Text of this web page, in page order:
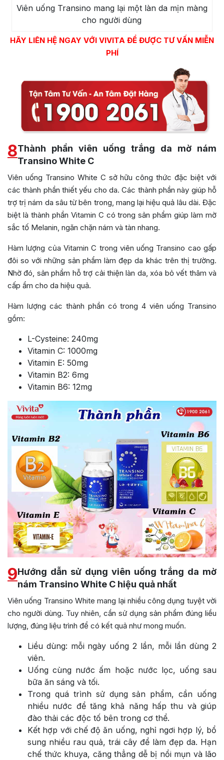
Viên uống Transino mang lại một làn da mịn màng
cho người dùng
HÃY LIÊN HỆ NGAY VỚI VIVITA ĐỂ ĐƯỢC TƯ VẤN MIỄN
PHÍ
8Thành phần viên uống trắng da mờ nám
Transino White C
Viên uống Transino White C sở hữu công thức đặc biệt với
các thành phần thiết yếu cho da. Các thành phần này giúp hỗ
trợ trị nám da sâu từ bên trong, mang lại hiệu quả lâu dài. Đặc
biệt là thành phần Vitamin C có trong sản phẩm giúp làm mờ
sắc tố Melanin, ngăn chặn nám và tàn nhang.
Hàm lượng của Vitamin C trong viên uống Transino cao gấp
đôi so với những sản phẩm làm đẹp da khác trên thị trường.
Nhờ đó, sản phẩm hỗ trợ cải thiện làn da, xóa bỏ vết thâm và
cấp ẩm cho da hiệu quả.
Hàm lượng các thành phần có trong 4 viên uống Transino
gồm:
L-Cysteine: 240mg
Vitamin C: 1000mg
Vitamin E: 50mg
Vitamin B2: 6mg
Vitamin B6: 12mg
9Hướng dẫn sử dụng viên uống trắng da mờ
nám Transino White C hiệu quả nhất
Viên uống Transino White mang lại nhiều công dụng tuyệt vời
cho người dùng. Tuy nhiên, cần sử dụng sản phẩm đúng liều
lượng, đúng liệu trình để có kết quả như mong muốn.
Liều dùng: mỗi ngày uống 2 lần, mỗi lần dùng 2
viên.
Uống cùng nước ấm hoặc nước lọc, uống sau
bữa ăn sáng và tối.
Trong quá trình sử dụng sản phẩm, cần uống
nhiều nước để tăng khả năng hấp thu và giúp
đào thải các độc tố bên trong cơ thể.
Kết hợp với chế độ ăn uống, nghỉ ngơi hợp lý, bổ
sung nhiều rau quả, trái cây để làm đẹp da. Hạn
chế thức khuya, căng thẳng dễ bị nổi mụn và lão